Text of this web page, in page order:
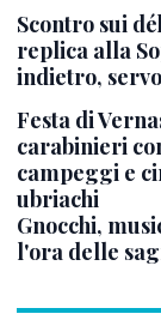
Scontro sui
replica alla
indietro,
Festa di
carabinieri
campeggi e
ubriachi
Gnocchi,
l'ora delle